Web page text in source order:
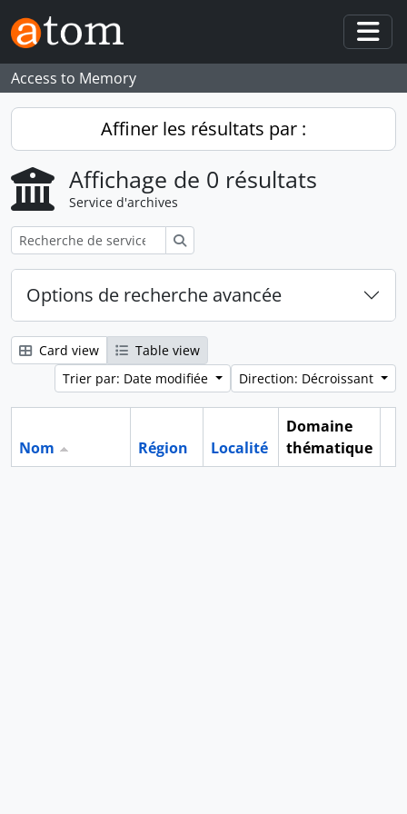
Skip to main content
Access to Memory
Affiner les résultats par :
Affichage de 0 résultats
Service d'archives
Options de recherche avancée
Card view
Table view
Trier par: Date modifiée
Direction: Décroissant
Nom Région Localité
Domaine
thématique